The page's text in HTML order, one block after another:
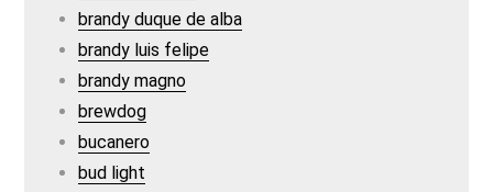
brandy duque de alba
brandy luis felipe
brandy magno
brewdog
bucanero
bud light